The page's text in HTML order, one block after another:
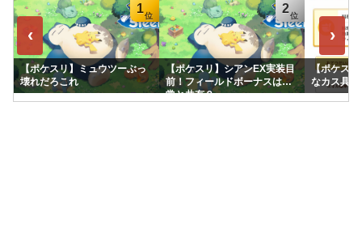
‹
1
【ポケスリ】ミュウツーぶっ
壊れだろこれ
2
【ポケスリ】シアンEX実装目
前！フィールドボーナスは通
常と共有？
【ポケス
なカス具合
›